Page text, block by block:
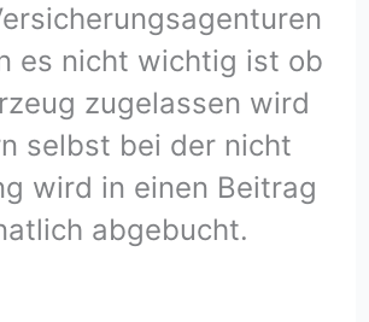
es nicht wichtig ist ob
zugelassen wird
selbst bei der nicht
wird in einen Beitrag
abgebucht.